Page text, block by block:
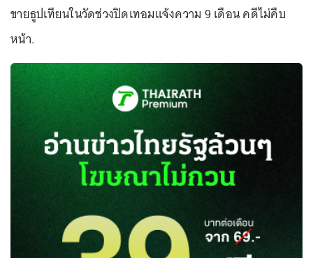
ขายธูปเทียนในวัดช่วงปิดเทอมแจ้งความ 9 เดือน คดีไม่คืบ
หน้า.